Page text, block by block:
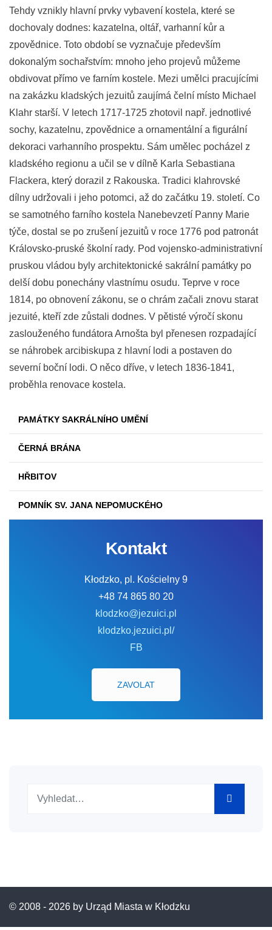
Tehdy vznikly hlavní prvky vybavení kostela, které se
dochovaly dodnes: kazatelna, oltář, varhanní kůr a
zpovědnice. Toto období se vyznačuje především
dokonalým sochařstvím: mnoho jeho projevů můžeme
obdivovat přímo ve farním kostele. Mezi umělci pracujícími
na zakázku kladských jezuitů zaujímá čelní místo Michael
Klahr starší. V letech 1717-1725 zhotovil např. jednotlivé
sochy, kazatelnu, zpovědnice a ornamentální a figurální
dekoraci varhanního prospektu. Sám umělec pocházel z
kladského regionu a učil se v dílně Karla Sebastiana
Flackera, který dorazil z Rakouska. Tradici klahrovské
dílny udržovali i jeho potomci, až do začátku 19. století. Co
se samotného farního kostela Nanebevzetí Panny Marie
týče, dostal se po zrušení jezuitů v roce 1776 pod patronát
Královsko-pruské školní rady. Pod vojensko-administrativní
pruskou vládou byly architektonické sakrální památky po
delší dobu ponechány vlastnímu osudu. Teprve v roce
1814, po obnovení zákonu, se o chrám začali znovu starat
jezuité, kteří zde zůstali dodnes. V pětisté výročí skonu
zaslouženého fundátora Arnošta byl přenesen rozpadající
se náhrobek arcibiskupa z hlavní lodi a postaven do
severní boční lodi. O něco dříve, v letech 1836-1841,
proběhla renovace kostela.
PAMÁTKY SAKRÁLNÍHO UMĚNÍ
ČERNÁ BRÁNA
HŘBITOV
POMNÍK SV. JANA NEPOMUCKÉHO
Kontakt
Kłodzko, pl. Kościelny 9
+48 74 865 80 20
klodzko@jezuici.pl
klodzko.jezuici.pl/
FB
ZAVOLAT
© 2008 - 2026 by Urząd Miasta w Kłodzku